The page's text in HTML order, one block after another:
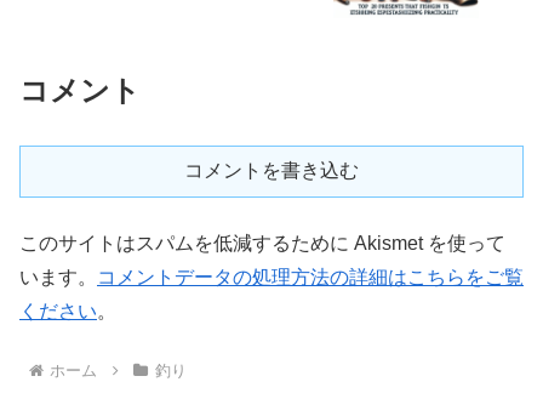
コメント
コメントを書き込む
このサイトはスパムを低減するために Akismet を使って
います。
コメントデータの処理方法の詳細はこちらをご覧
ください。
ホーム 釣り